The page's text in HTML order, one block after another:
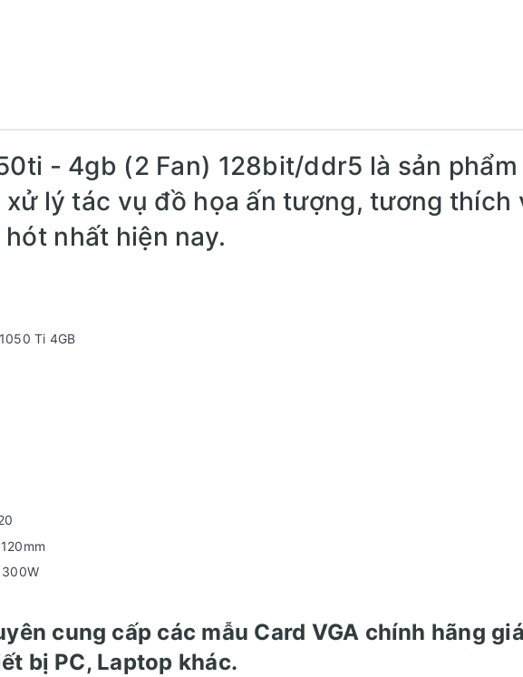
- 4gb (2 Fan) 128bit/ddr5 là sản phẩm
lý tác vụ đồ họa ấn tượng, tương thích
nhất hiện nay.
Ti 4GB
cung cấp các mẫu Card VGA chính hãng
bị PC, Laptop khác.